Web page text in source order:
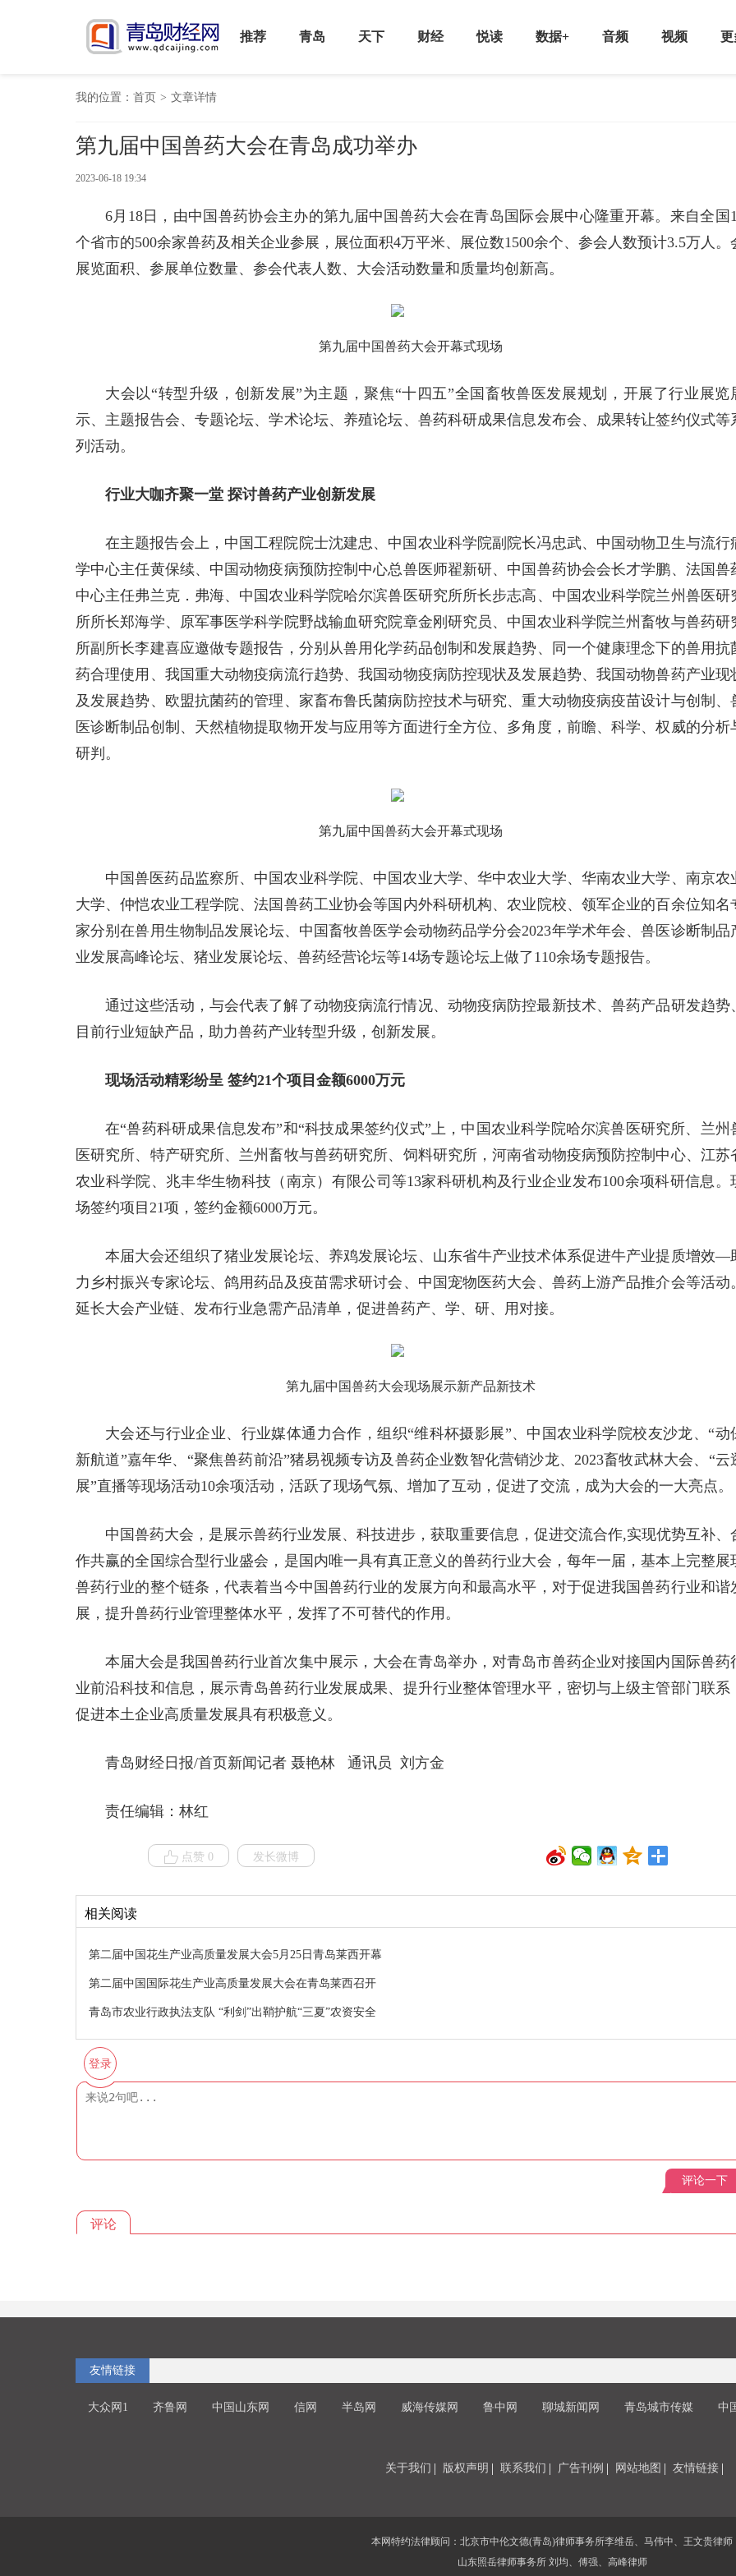
推荐 青岛 天下 财经 悦读 数据+ 音频 视频 更
我的位置： 首页 > 文章详情
第九届中国兽药大会在青岛成功举办
2023-06-18 19:34
6月18日，由中国兽药协会主办的第九届中国兽药大会在青岛国际会展中心隆重开幕。来自全国
个省市的500余家兽药及相关企业参展，展位面积4万平米、展位数1500余个、参会人数预计3.5万人。
展览面积、参展单位数量、参会代表人数、大会活动数量和质量均创新高。
第九届中国兽药大会开幕式现场
大会以“转型升级，创新发展”为主题，聚焦“十四五”全国畜牧兽医发展规划，开展了行业展览
示、主题报告会、专题论坛、学术论坛、养殖论坛、兽药科研成果信息发布会、成果转让签约仪式等
列活动。
行业大咖齐聚一堂 探讨兽药产业创新发展
在主题报告会上，中国工程院院士沈建忠、中国农业科学院副院长冯忠武、中国动物卫生与流行
学中心主任黄保续、中国动物疫病预防控制中心总兽医师翟新研、中国兽药协会会长才学鹏、法国兽
中心主任弗兰克．弗海、中国农业科学院哈尔滨兽医研究所所长步志高、中国农业科学院兰州兽医研
所所长郑海学、原军事医学科学院野战输血研究院章金刚研究员、中国农业科学院兰州畜牧与兽药研
所副所长李建喜应邀做专题报告，分别从兽用化学药品创制和发展趋势、同一个健康理念下的兽用抗
药合理使用、我国重大动物疫病流行趋势、我国动物疫病防控现状及发展趋势、我国动物兽药产业现
及发展趋势、欧盟抗菌药的管理、家畜布鲁氏菌病防控技术与研究、重大动物疫病疫苗设计与创制、
医诊断制品创制、天然植物提取物开发与应用等方面进行全方位、多角度，前瞻、科学、权威的分析
研判。
第九届中国兽药大会开幕式现场
中国兽医药品监察所、中国农业科学院、中国农业大学、华中农业大学、华南农业大学、南京农
大学、仲恺农业工程学院、法国兽药工业协会等国内外科研机构、农业院校、领军企业的百余位知名
家分别在兽用生物制品发展论坛、中国畜牧兽医学会动物药品学分会2023年学术年会、兽医诊断制品
业发展高峰论坛、猪业发展论坛、兽药经营论坛等14场专题论坛上做了110余场专题报告。
通过这些活动，与会代表了解了动物疫病流行情况、动物疫病防控最新技术、兽药产品研发趋势、
目前行业短缺产品，助力兽药产业转型升级，创新发展。
现场活动精彩纷呈 签约21个项目金额6000万元
在“兽药科研成果信息发布”和“科技成果签约仪式”上，中国农业科学院哈尔滨兽医研究所、兰州
医研究所、特产研究所、兰州畜牧与兽药研究所、饲料研究所，河南省动物疫病预防控制中心、江苏
农业科学院、兆丰华生物科技（南京）有限公司等13家科研机构及行业企业发布100余项科研信息。
场签约项目21项，签约金额6000万元。
本届大会还组织了猪业发展论坛、养鸡发展论坛、山东省牛产业技术体系促进牛产业提质增效—
力乡村振兴专家论坛、鸽用药品及疫苗需求研讨会、中国宠物医药大会、兽药上游产品推介会等活动。
延长大会产业链、发布行业急需产品清单，促进兽药产、学、研、用对接。
第九届中国兽药大会现场展示新产品新技术
大会还与行业企业、行业媒体通力合作，组织“维科杯摄影展”、中国农业科学院校友沙龙、“动
新航道”嘉年华、“聚焦兽药前沿”猪易视频专访及兽药企业数智化营销沙龙、2023畜牧武林大会、“云
展”直播等现场活动10余项活动，活跃了现场气氛、增加了互动，促进了交流，成为大会的一大亮点。
中国兽药大会，是展示兽药行业发展、科技进步，获取重要信息，促进交流合作,实现优势互补、
作共赢的全国综合型行业盛会，是国内唯一具有真正意义的兽药行业大会，每年一届，基本上完整展
兽药行业的整个链条，代表着当今中国兽药行业的发展方向和最高水平，对于促进我国兽药行业和谐
展，提升兽药行业管理整体水平，发挥了不可替代的作用。
本届大会是我国兽药行业首次集中展示，大会在青岛举办，对青岛市兽药企业对接国内国际兽药
业前沿科技和信息，展示青岛兽药行业发展成果、提升行业整体管理水平，密切与上级主管部门联系
促进本土企业高质量发展具有积极意义。
青岛财经日报/首页新闻记者 聂艳林 通讯员 刘方金
责任编辑：林红
点赞 0 发长微博
相关阅读
第二届中国花生产业高质量发展大会5月25日青岛莱西开幕
第二届中国国际花生产业高质量发展大会在青岛莱西召开
青岛市农业行政执法支队 “利剑”出鞘护航“三夏”农资安全
登录
评论一下
评论
友情链接
大众网1 齐鲁网 中国山东网 信网 半岛网 威海传媒网 鲁中网 聊城新闻网 青岛城市传媒 中
关于我们 版权声明 联系我们 广告刊例 网站地图 友情链接
本网特约法律顾问：北京市中伦文德(青岛)律师事务所李维岳、马伟中、王文贵律师
山东照岳律师事务所 刘均、傅强、高峰律师